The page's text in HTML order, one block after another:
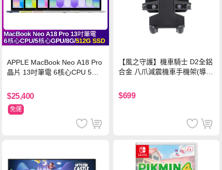
APPLE MacBook Neo A18 Pro
晶片 13吋筆電 6核心CPU 5核
$25,400
免運
【風之守護】機車騎士 D2全鋁
合金 八爪減震機車手機架(導航
族)
$699